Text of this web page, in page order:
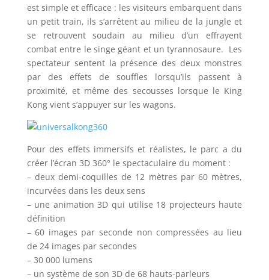
est simple et efficace : les visiteurs embarquent dans
un petit train, ils s’arrêtent au milieu de la jungle et
se retrouvent soudain au milieu d’un effrayent
combat entre le singe géant et un tyrannosaure. Les
spectateur sentent la présence des deux monstres
par des effets de souffles lorsqu’ils passent à
proximité, et même des secousses lorsque le King
Kong vient s’appuyer sur les wagons.
Pour des effets immersifs et réalistes, le parc a du
créer l’écran 3D 360° le spectaculaire du moment :
– deux demi-coquilles de 12 mètres par 60 mètres,
incurvées dans les deux sens
– une animation 3D qui utilise 18 projecteurs haute
définition
– 60 images par seconde non compressées au lieu
de 24 images par secondes
– 30 000 lumens
– un système de son 3D de 68 hauts-parleurs